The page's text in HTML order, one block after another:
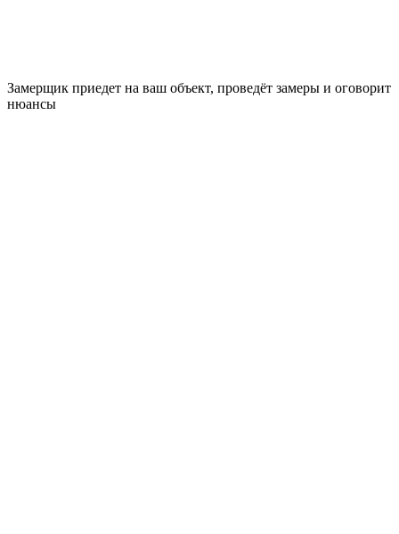
Замерщик приедет на ваш объект, проведёт замеры и оговорит
нюансы